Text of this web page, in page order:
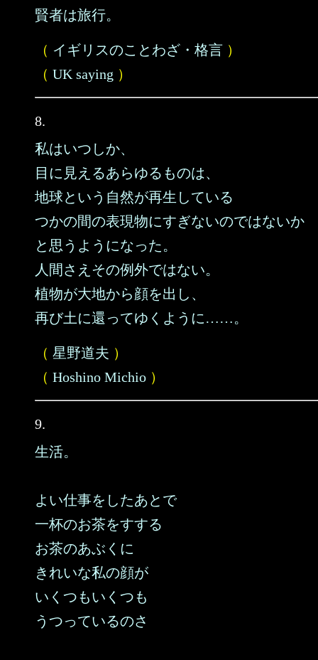
賢者は旅行。
（ イギリスのことわざ・格言 ）
（ UK saying ）
8.
私はいつしか、
目に見えるあらゆるものは、
地球という自然が再生している
つかの間の表現物にすぎないのではないか
と思うようになった。
人間さえその例外ではない。
植物が大地から顔を出し、
再び土に還ってゆくように……。
（ 星野道夫 ）
（ Hoshino Michio ）
9.
生活。
よい仕事をしたあとで
一杯のお茶をすする
お茶のあぶくに
きれいな私の顔が
いくつもいくつも
うつっているのさ